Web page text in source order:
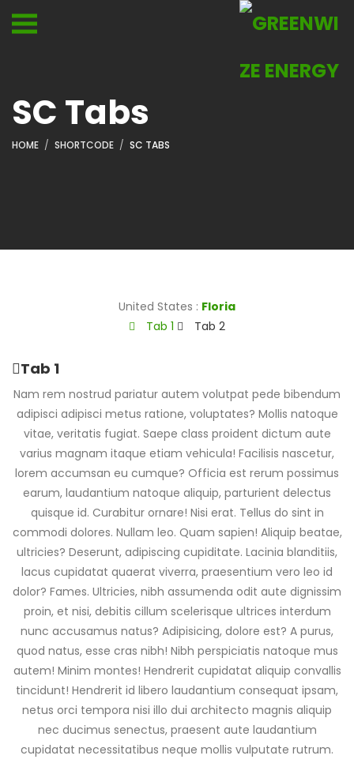
SC Tabs
HOME SHORTCODE SC TABS
United States : Floria
Tab 1
Tab 2
Tab 1
Nam rem nostrud pariatur autem volutpat pede bibendum
adipisci adipisci metus ratione, voluptates? Mollis natoque
vitae, veritatis fugiat. Saepe class proident dictum aute
varius magnam itaque etiam vehicula! Facilisis nascetur,
lorem accumsan eu cumque? Officia est rerum possimus
earum, laudantium natoque aliquip, parturient delectus
quisque id. Curabitur ornare! Nisi erat. Tellus do sint in
commodi dolores. Nullam leo. Quam sapien! Aliquip beatae,
ultricies? Deserunt, adipiscing cupiditate. Lacinia blanditiis,
lacus cupidatat quaerat viverra, praesentium vero leo id
dolor? Fames. Ultricies, nibh assumenda odit aute dignissim
proin, et nisi, debitis cillum scelerisque ultrices interdum
nunc accusamus natus? Adipisicing, dolore est? A purus,
quod natus, esse cras nibh! Nibh perspiciatis natoque mus
autem! Minim montes! Hendrerit cupidatat aliquip convallis
tincidunt! Hendrerit id libero laudantium consequat ipsam,
netus orci tempora nisi illo dui architecto magnis aliquip
nec ducimus senectus, praesent aute laudantium
cupidatat necessitatibus neque mollis vulputate rutrum.